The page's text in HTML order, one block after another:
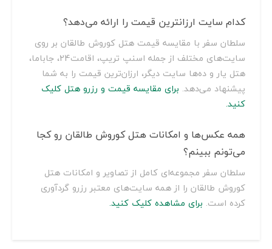
کدام سایت ارزانترین قیمت را ارائه می‌دهد؟
سلطان سفر با مقایسه قیمت هتل کوروش طالقان بر روی
سایت‌های مختلف از جمله اسنپ تریپ، اقامت24، جاباما،
هتل یار و ده‌ها سایت دیگر، ارزان‌ترین قیمت را به شما
پیشنهاد می‌دهد. برای مقایسه قیمت و رزرو هتل کلیک
کنید.
همه عکس‌ها و امکانات هتل کوروش طالقان رو کجا
می‌تونم ببینم؟
سلطان سفر مجموعه‌ای کامل از تصاویر و امکانات هتل
کوروش طالقان را از همه سایت‌های معتبر رزرو گردآوری
کرده است. برای مشاهده کلیک کنید.